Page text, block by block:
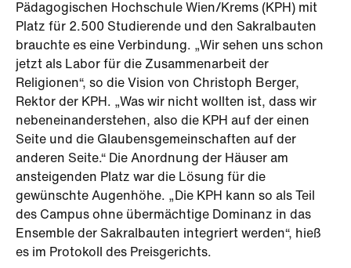
Pädagogischen Hochschule Wien/Krems (KPH) mit
Platz für 2.500 Studierende und den Sakralbauten
brauchte es eine Verbindung. „Wir sehen uns schon
jetzt als Labor für die Zusammenarbeit der
Religionen“, so die Vision von Christoph Berger,
Rektor der KPH. „Was wir nicht wollten ist, dass wir
nebeneinanderstehen, also die KPH auf der einen
Seite und die Glaubensgemeinschaften auf der
anderen Seite.“ Die Anordnung der Häuser am
ansteigenden Platz war die Lösung für die
gewünschte Augenhöhe. „Die KPH kann so als Teil
des Campus ohne übermächtige Dominanz in das
Ensemble der Sakralbauten integriert werden“, hieß
es im Protokoll des Preisgerichts.